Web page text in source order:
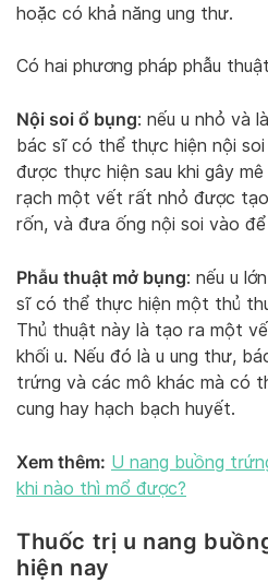
hoặc có khả năng ung thư.
Có hai phương pháp phẫu
Nội soi ổ bụng: nếu u nhỏ và
bác sĩ có thể thực hiện nội
được thực hiện sau khi gây
rạch một vết rất nhỏ được
rốn, và đưa ống nội soi vào
Phẫu thuật mở bụng: nếu u
sĩ có thể thực hiện một thủ
Thủ thuật này là tạo ra một
khối u. Nếu đó là u ung thư,
trứng và các mô khác mà có
cung hay hạch bạch huyết.
Xem thêm: U nang buồng
khi nào thì mổ được?
Thuốc trị u nang
hiện nay